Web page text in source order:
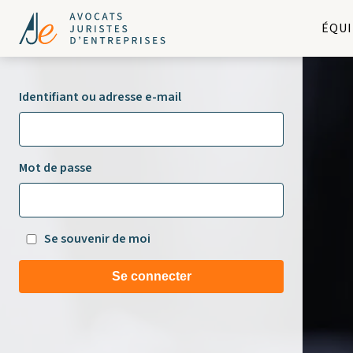
Identifiant ou adresse e-mail
Mot de passe
Se souvenir de moi